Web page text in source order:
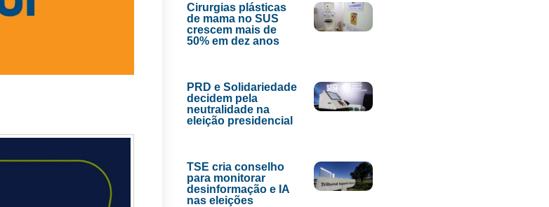
Cirurgias plásticas
de mama no SUS
crescem mais de
50% em dez anos
PRD e Solidariedade
decidem pela
neutralidade na
eleição presidencial
TSE cria conselho
para monitorar
desinformação e IA
nas eleições